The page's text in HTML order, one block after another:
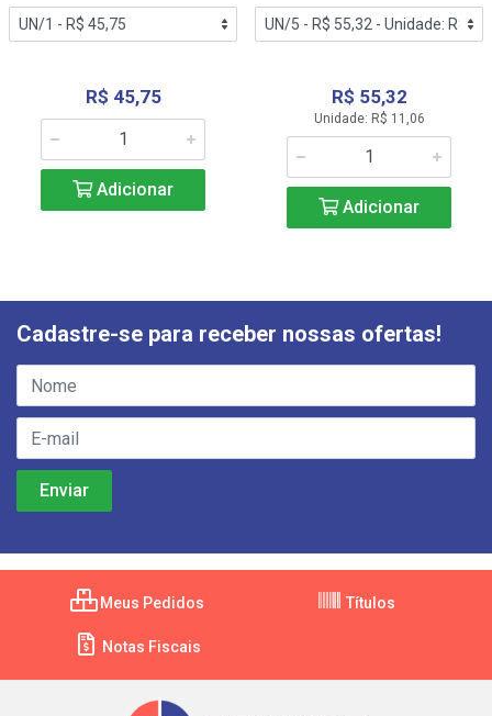
R$ 45,75
Adicionar
R$ 55,32
Unidade: R$ 11,06
Adicionar
Cadastre-se para receber nossas ofertas!
Meus Pedidos Títulos
Notas Fiscais